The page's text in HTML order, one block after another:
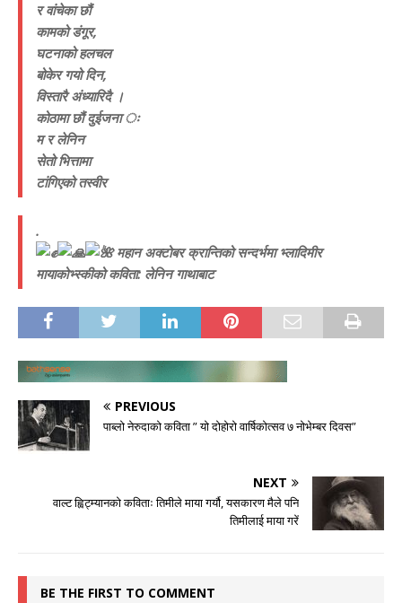
र वांचेका छौं
कामको डंगूर,
घटनाको हलचल
बोकेर गयो दिन,
विस्तारै अंध्यारिदै ।
कोठामा छौं दुईजना ः
म र लेनिन
सेतो भित्तामा
टांगिएको तस्वीर
.
महान अक्टोबर क्रान्तिको सन्दर्भमा भ्लादिमीर
मायाकोभ्स्कीको कविता: लेनिन गाथाबाट
PREVIOUS
पाब्लो नेरुदाको कविता ” यो दोहोरो वार्षिकोत्सव ७ नोभेम्बर दिवस”
NEXT
वाल्ट ह्विट्म्यानको कविताः तिमीले माया गर्यौ, यसकारण मैले पनि
तिमीलाई माया गरें
BE THE FIRST TO COMMENT